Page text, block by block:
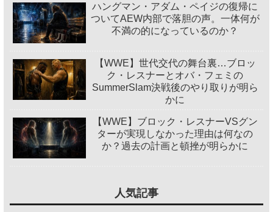
ハングマン・アダム・ペイジの復帰に
ついてAEW内部で落胆の声。一体何が
不満の的になっているのか？
【WWE】世代交代の舞台裏…ブロッ
ク・レスナーとオバ・フェミの
SummerSlam決戦後のやり取りが明ら
かに
【WWE】ブロック・レスナーVSグン
ターが実現しなかった理由は何なの
か？過去の計画と頓挫が明らかに
人気記事